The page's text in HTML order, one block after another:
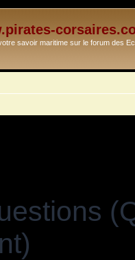
savoir maritime sur le forum des